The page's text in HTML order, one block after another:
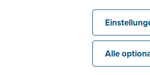
Broschüre Billit Access Point
Alle